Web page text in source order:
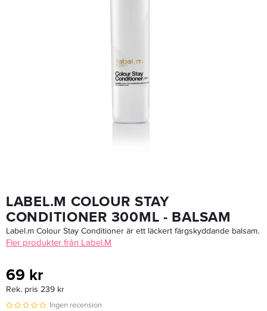
Label.M Warming Oil Treatment 4x15ml
LABEL.M COLOUR STAY
CONDITIONER 300ML - BALSAM
Label.m Colour Stay Conditioner är ett läckert färgskyddande balsam.
Fler produkter från Label.M
69 kr
Rek. pris 239 kr
Ingen recension